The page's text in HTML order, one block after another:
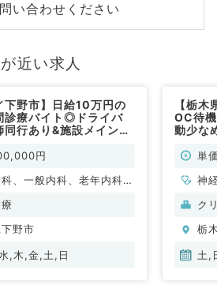
い合わせください
近い求人
下野市】日給10万円の
診療バイト◎ドライバ
同行あり&施設メインの
り勤務可能（内科系・
円
、一般内科、老年内科、
般、一般外科、消化器外
野市
,木,金,土,日
【栃
OC待
動少な
／非常
単
神
形
小
循
ク
栃
土,